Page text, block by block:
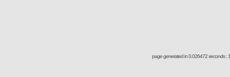
page generated in 0.026472 seconds :